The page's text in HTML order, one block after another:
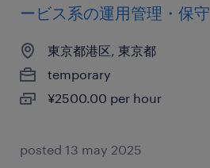
ービス系の運用管理・保守
東京都港区, 東京都
temporary
¥2500.00 per hour
posted 13 may 2025